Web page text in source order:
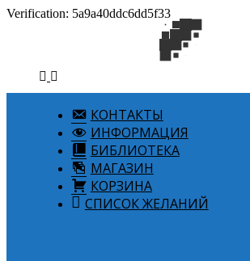
Verification: 5a9a40ddc6dd5f33
КОНТАКТЫ
ИНФОРМАЦИЯ
БИБЛИОТЕКА
МАГАЗИН
КОРЗИНА
СПИСОК ЖЕЛАНИЙ